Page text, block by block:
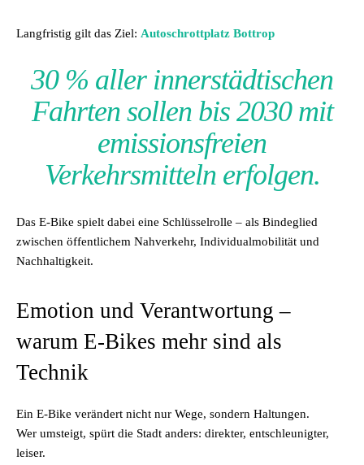
Langfristig gilt das Ziel: Autoschrottplatz Bottrop
30 % aller innerstädtischen
Fahrten sollen bis 2030 mit
emissionsfreien
Verkehrsmitteln erfolgen.
Das E-Bike spielt dabei eine Schlüsselrolle – als Bindeglied
zwischen öffentlichem Nahverkehr, Individualmobilität und
Nachhaltigkeit.
Emotion und Verantwortung –
warum E-Bikes mehr sind als
Technik
Ein E-Bike verändert nicht nur Wege, sondern Haltungen.
Wer umsteigt, spürt die Stadt anders: direkter, entschleunigter,
leiser.